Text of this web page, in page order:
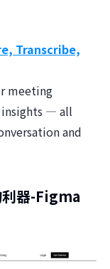
Transcribe,
meeting
insights — all
and
器-Figma